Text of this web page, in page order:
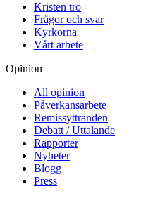
Kristen tro
Frågor och svar
Kyrkorna
Vårt arbete
Opinion
All opinion
Påverkansarbete
Remissyttranden
Debatt / Uttalande
Rapporter
Nyheter
Blogg
Press